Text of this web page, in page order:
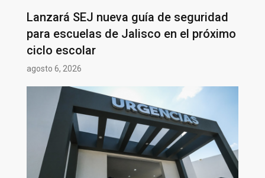
Lanzará SEJ nueva guía de seguridad
para escuelas de Jalisco en el próximo
ciclo escolar
agosto 6, 2026